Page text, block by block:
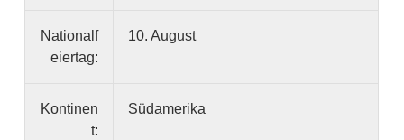
Nationalf
eiertag:
10. August
Kontinen
t:
Südamerika